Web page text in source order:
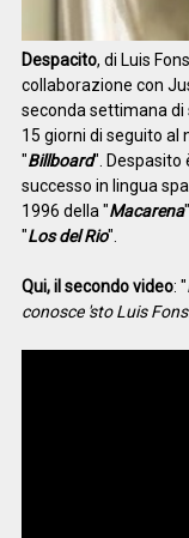
Despacito, di Luis
collaborazione con
seconda settimana di
15 giorni di seguito al
"Billboard". Despasito
successo in lingua
1996 della "Macarena
"Los del Rio".
Qui, il secondo video: "
conosce 'sto Luis